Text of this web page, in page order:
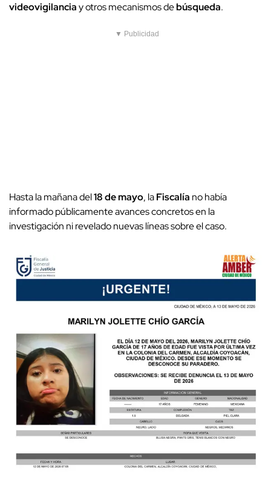
videovigilanciay otros mecanismos debúsqueda.
▼ Publicidad
Hasta la mañana del18 de mayo, laFiscalía no había
informado públicamente avances concretos en la
investigación ni revelado nuevas líneas sobre el caso.